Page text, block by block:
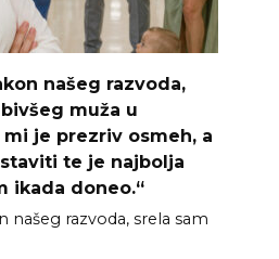
našeg razvoda,
muža u
je prezriv osmeh, a
te je najbolja
ikada doneo.“
našeg razvoda, srela sam